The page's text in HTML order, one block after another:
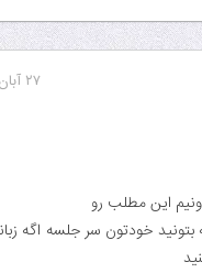
۲۷ آبان ۱۳۹۰, ۰۲:۳۹ ق.ظ
این مطلب رو
بتونید خودتون سر جلسه اگه